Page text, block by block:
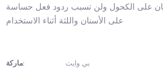
على الكحول ولن تسبب ردود فعل حساسة
على الأسنان واللثة أثناء الاستخدام
ماركة: بي وايت